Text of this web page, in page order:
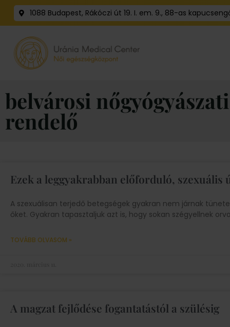
1088 Budapest, Rákóczi út 19. I. em. 9., 88-as
belvárosi nőgyógyászati
rendelő
Ezek a leggyakrabban előforduló, szexuális
A szexuálisan terjedő betegségek gyakran nem járnak
őket. Gyakran tapasztaljuk azt is, hogy sokan szégyellnek
TOVÁBB OLVASOM »
A magzat fejlődése fogantatástól a szülésig